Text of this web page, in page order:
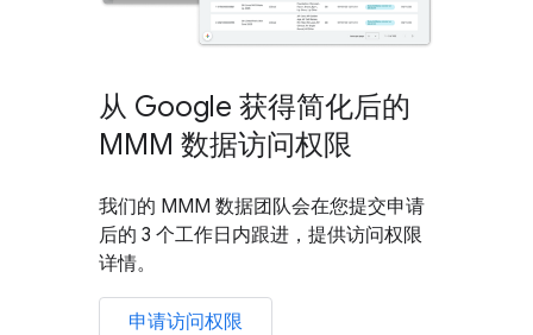
从 Google 获得简化后的
MMM 数据访问权限
我们的 MMM 数据团队会在您提交申请
后的 3 个工作日内跟进，提供访问权限
详情。
申请访问权限